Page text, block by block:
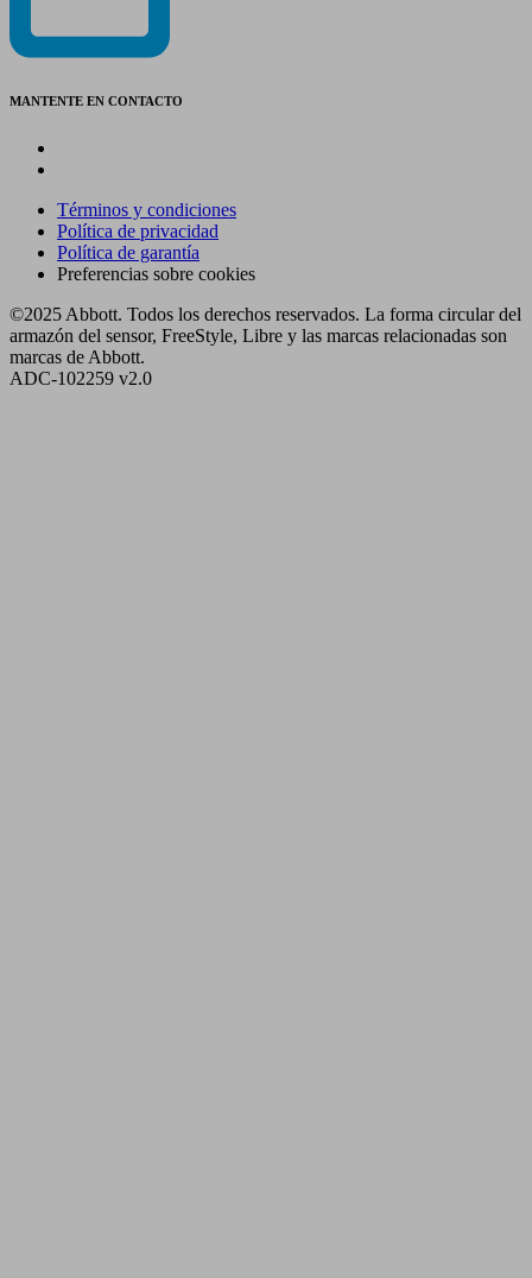
MANTENTE EN CONTACTO
Términos y condiciones
Política de privacidad
Política de garantía
Preferencias sobre cookies
©2025 Abbott. Todos los derechos reservados. La forma circular del
armazón del sensor, FreeStyle, Libre y las marcas relacionadas son
marcas de Abbott.
ADC-102259 v2.0